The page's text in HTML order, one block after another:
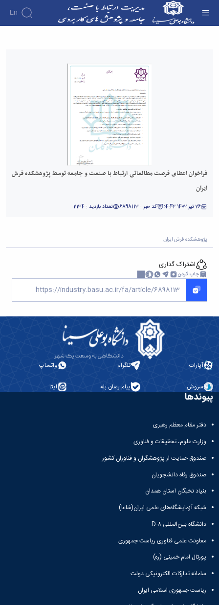
En
جامعه توسط پژوهشکده فرش ایران - دفتر ارتباط با
فراخوان اعطای فرصت مطالعاتی ارتباط با صنعت و جامعه توسط پژوهشکده فرش
ایران
26 تیر 1402 04:42 کد خبر : 6898113 تعداد بازدید : 2134
پژوهشکده فرش ایران
اشتراک گذاری
چاپ کردن
آپارات تلگرام واتساپ
سروش پیام رسان بله ایتا
پیوندها
دفتر مقام معظم رهبری
وزارت علوم، تحقیقات و فناوری
صندوق حمایت از پژوهشگران و فناوران کشور
صندوق رفاه دانشجویان
بنیاد نخبگان استان همدان
شبکه آزمایشگاه‌های علمی ایران(شاعا)
دانشگاه بین‌المللی D-۸
معاونت علمی فناوری ریاست جمهوری
پورتال امام خمینی (ره)
سامانه تدارکات الکترونیکی دولت
ریاست جمهوری اسلامی ایران